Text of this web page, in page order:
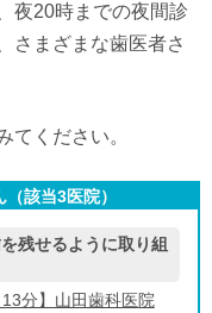
夜20時までの夜間診
さまざまな歯医者さ
てください。
（該当3医院）
残せるように取り組
分】山田歯科医院